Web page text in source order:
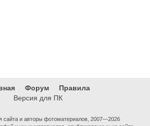
Форум
Правила
Версия для ПК
сайта и авторы фотоматериалов, 2007—2026